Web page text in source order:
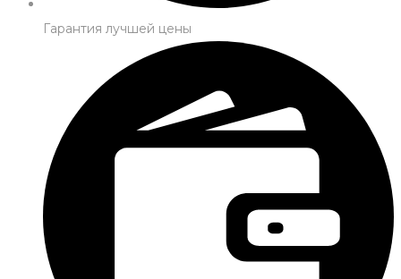
Гарантия лучшей цены